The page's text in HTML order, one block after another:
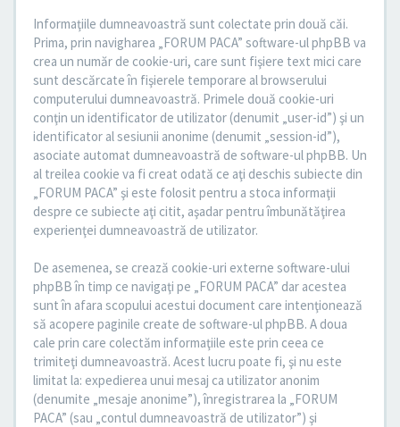
Informaţiile dumneavoastră sunt colectate prin două căi.
Prima, prin navigharea „FORUM PACA” software-ul phpBB va
crea un număr de cookie-uri, care sunt fişiere text mici care
sunt descărcate în fişierele temporare al browserului
computerului dumneavoastră. Primele două cookie-uri
conţin un identificator de utilizator (denumit „user-id”) şi un
identificator al sesiunii anonime (denumit „session-id”),
asociate automat dumneavoastră de software-ul phpBB. Un
al treilea cookie va fi creat odată ce aţi deschis subiecte din
„FORUM PACA” şi este folosit pentru a stoca informaţii
despre ce subiecte aţi citit, aşadar pentru îmbunătăţirea
experienţei dumneavoastră de utilizator.
De asemenea, se crează cookie-uri externe software-ului
phpBB în timp ce navigaţi pe „FORUM PACA” dar acestea
sunt în afara scopului acestui document care intenţionează
să acopere paginile create de software-ul phpBB. A doua
cale prin care colectăm informaţiile este prin ceea ce
trimiteţi dumneavoastră. Acest lucru poate fi, şi nu este
limitat la: expedierea unui mesaj ca utilizator anonim
(denumite „mesaje anonime”), înregistrarea la „FORUM
PACA” (sau „contul dumneavoastră de utilizator”) şi